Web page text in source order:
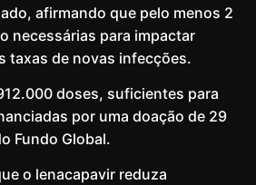
afirmando que pelo menos 2
necessárias para impactar
taxas de novas infecções.
doses, suficientes para
por uma doação de 29
Fundo Global.
o lenacapavir reduza